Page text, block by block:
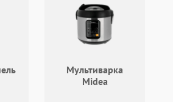
организован так, чтобы
каком этапе находится техника,
и сбор данных о симптомах:
устройства и характер
Мультиварка
Midea